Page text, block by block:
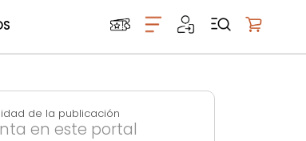
de la publicación
en este portal